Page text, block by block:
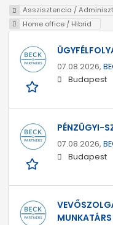
Asszisztencia /
Home office / Hibrid
07.08.2026,
Budapest
PÉNZÜGYI-
07.08.2026,
Budapest
MUNKATÁRS